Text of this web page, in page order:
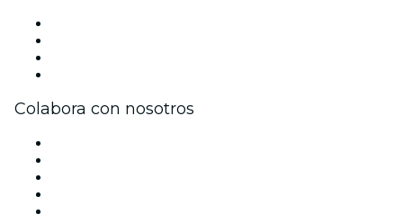
Colabora con nosotros